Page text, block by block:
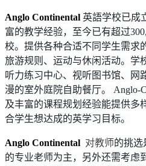
Anglo Continental 英語学校已成
富的教学经验，至今已有超过
校。提供各种合适不同学生需求
旅游规则、运动与休闲活动。学
听力练习中心、视听图书馆、网
漫的室外庭院自助餐厅。 Anglo-
及丰富的课程规划经验能提供多
合学生想达成的英学习目标。
Anglo Continental 对教师的挑选
的专业老师为主，另外还需考虑